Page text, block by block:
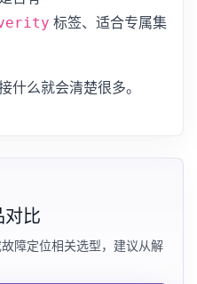
标签、适合专属集
什么就会清楚很多。
比
障定位相关选型，建议从解